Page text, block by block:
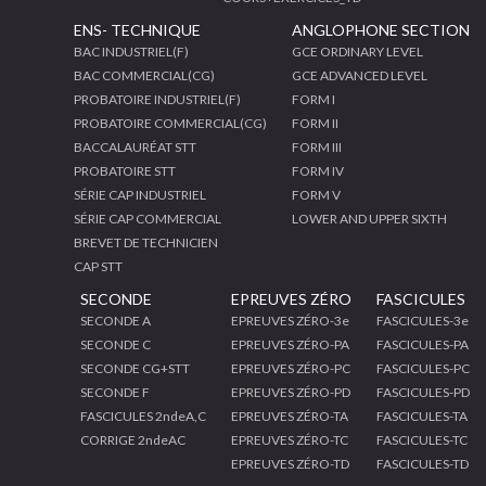
ENS- TECHNIQUE
BAC INDUSTRIEL(F)
BAC COMMERCIAL(CG)
PROBATOIRE INDUSTRIEL(F)
PROBATOIRE COMMERCIAL(CG)
BACCALAURÉAT STT
PROBATOIRE STT
SÉRIE CAP INDUSTRIEL
SÉRIE CAP COMMERCIAL
BREVET DE TECHNICIEN
CAP STT
ANGLOPHONE SECTION
GCE ORDINARY LEVEL
GCE ADVANCED LEVEL
FORM I
FORM II
FORM III
FORM IV
FORM V
LOWER AND UPPER SIXTH
SECONDE
SECONDE A
SECONDE C
SECONDE CG+STT
SECONDE F
FASCICULES 2ndeA,C
CORRIGE 2ndeAC
EPREUVES ZÉRO
EPREUVES ZÉRO-3e
EPREUVES ZÉRO-PA
EPREUVES ZÉRO-PC
EPREUVES ZÉRO-PD
EPREUVES ZÉRO-TA
EPREUVES ZÉRO-TC
EPREUVES ZÉRO-TD
FASCICULES
FASCICULES-3e
FASCICULES-PA
FASCICULES-PC
FASCICULES-PD
FASCICULES-TA
FASCICULES-TC
FASCICULES-TD